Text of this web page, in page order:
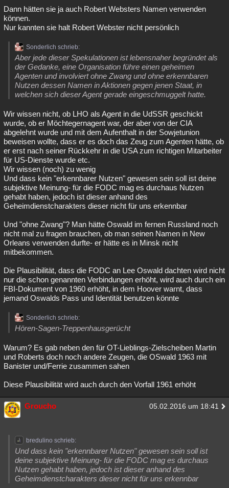
Dann hätten sie ja auch Robert Websters Namen verwenden
können.
Nur kannten sie halt Robert Webster nicht persönlich
Sonderlich schrieb:
Aber jede dieser Spekulationen ist lebensnaher begründet als
der Gedanke, eine Organisation führe einen geheimen
Agenten und involviert ohne Zwang und ohne erkennbaren
Nutzen dessen Namen in Aktionen gegen jenen Staat, in
welchen sich dieser Agent gerade eingeschmuggelt hatte.
Wir wissen nicht, ob LHO als Agent in die UdSSR geschickt
wurde, ob er Möchtegernagent war, der aber von der CIA
abgelehnt wurde und mit dem Aufenthalt in der Sowjetunion
beweisen wollte, dass er es doch das Zeug zum Agenten hätte, ob
er erst nach seiner Rückkehr in die USA zum richtigen Mitarbeiter
für US-Dienste wurde etc.
Wir wissen (noch) zu wenig
Und dass kein "erkennbarer Nutzen" gewesen sein soll ist deine
subjektive Meinung- für die FODC mag es durchaus Nutzen
gehabt haben, jedoch ist dieser anhand des
Geheimdienstcharakters dieser nicht für uns erkennbar
Und "ohne Zwang"? Man hätte Oswald im fernen Russland noch
nicht mal zu fragen brauchen, ob man seinen Namen in New
Orleans verwenden durfte- er hätte es in Minsk nicht
mitbekommen.
Die Plausibilität, dass die FODC an Lee Oswald dachten wird nicht
nur die schon genannten Verbindungen erhöht, wird auch durch ein
FBI-Dokument von 1960 erhöht, in dem Hoover warnt, dass
jemand Oswalds Pass und Identität benutzen könnte
Sonderlich schrieb:
Hören-Sagen-Treppenhausgerücht
Warum? Es gab neben den für OT-Lieblings-Zielscheiben Martin
und Roberts doch noch andere Zeugen, die OSwald 1963 mit
Banister und/Ferrie zusammen sahen
Diese Plausibilität wird auch durch den Vorfall 1961 erhöht
Groucho 05.02.2016 um 18:41
bredulino schrieb:
Und dass kein "erkennbarer Nutzen" gewesen sein soll ist
deine subjektive Meinung- für die FODC mag es durchaus
Nutzen gehabt haben, jedoch ist dieser anhand des
Geheimdienstcharakters dieser nicht für uns erkennbar